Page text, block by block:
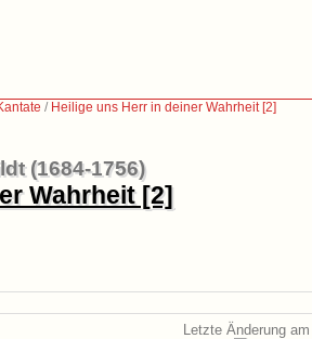
/ Heilige uns Herr in deiner Wahrheit [2]
(1684-1756)
Wahrheit [2]
Letzte Änderung